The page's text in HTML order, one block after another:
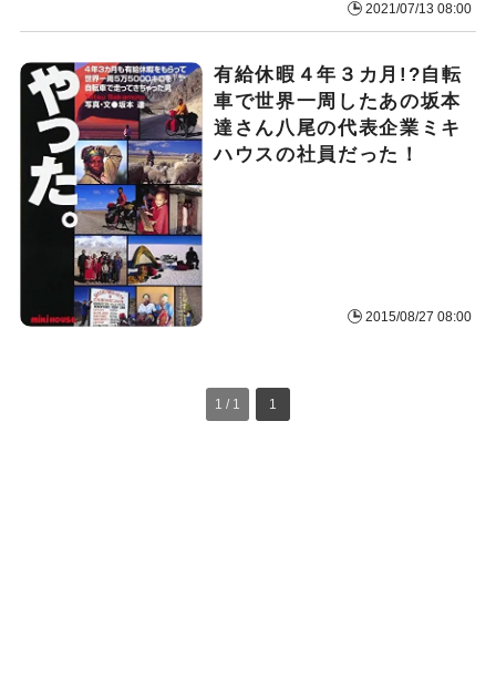
2021/07/13 08:00
有給休暇４年３カ月!?自転
車で世界一周したあの坂本
達さん八尾の代表企業ミキ
ハウスの社員だった！
2015/08/27 08:00
1 / 1 1